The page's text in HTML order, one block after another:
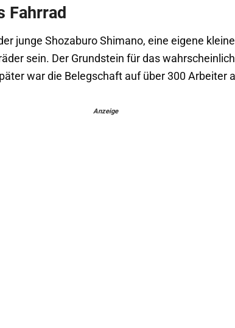
Fahrrad
junge Shozaburo Shimano, eine eigene
sein. Der Grundstein für das
war die Belegschaft auf über 300 Arbeiter
Anzeige